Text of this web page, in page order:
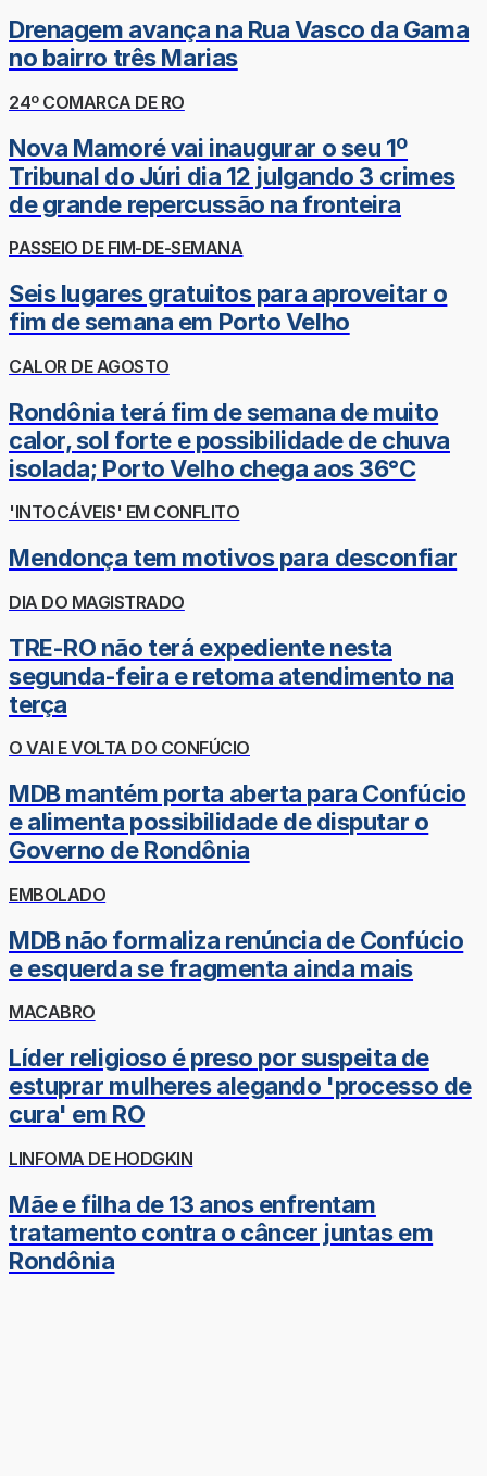
Drenagem avança na Rua Vasco da Gama
no bairro três Marias
24º COMARCA DE RO
Nova Mamoré vai inaugurar o seu 1º
Tribunal do Júri dia 12 julgando 3 crimes
de grande repercussão na fronteira
PASSEIO DE FIM-DE-SEMANA
Seis lugares gratuitos para aproveitar o
fim de semana em Porto Velho
CALOR DE AGOSTO
Rondônia terá fim de semana de muito
calor, sol forte e possibilidade de chuva
isolada; Porto Velho chega aos 36°C
'INTOCÁVEIS' EM CONFLITO
Mendonça tem motivos para desconfiar
DIA DO MAGISTRADO
TRE-RO não terá expediente nesta
segunda-feira e retoma atendimento na
terça
O VAI E VOLTA DO CONFÚCIO
MDB mantém porta aberta para Confúcio
e alimenta possibilidade de disputar o
Governo de Rondônia
EMBOLADO
MDB não formaliza renúncia de Confúcio
e esquerda se fragmenta ainda mais
MACABRO
Líder religioso é preso por suspeita de
estuprar mulheres alegando 'processo de
cura' em RO
LINFOMA DE HODGKIN
Mãe e filha de 13 anos enfrentam
tratamento contra o câncer juntas em
Rondônia